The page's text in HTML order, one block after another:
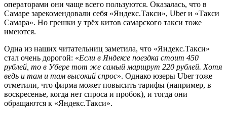
операторами они чаще всего пользуются. Оказалась, что в
Самаре зарекомендовали себя «Яндекс.Такси», Uber и «Такси
Самара». Но грешки у трёх китов самарского такси тоже
имеются.
Одна из наших читательниц заметила, что «Яндекс.Такси»
стал очень дорогой: «Если в Яндексе поездка стоит 450
рублей, то в Убере тот же самый маршрут 220 рублей. Хотя
ведь и там и там высокий спрос». Однако юзеры Uber тоже
отметили, что фирма может повысить тарифы (например, в
воскресенье, когда нет спроса и пробок), и тогда они
обращаются к «Яндекс.Такси».